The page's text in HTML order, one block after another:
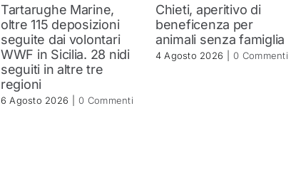
Tartarughe Marine,
oltre 115 deposizioni
seguite dai volontari
WWF in Sicilia. 28 nidi
seguiti in altre tre
regioni
6 Agosto 2026 0 Commenti
Chieti, aperitivo di
beneficenza per
animali senza famiglia
4 Agosto 2026 0 Commenti